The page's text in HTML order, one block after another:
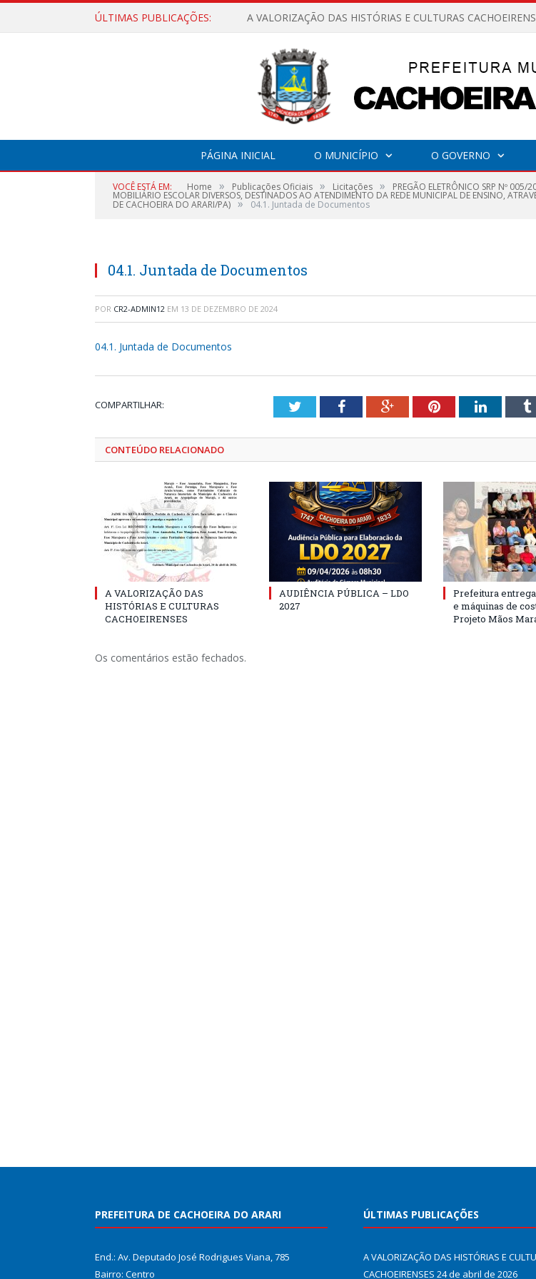
ÚLTIMAS PUBLICAÇÕES: A VALORIZAÇÃO DAS HISTÓRIAS E CULTURAS
PÁGINA INICIAL O MUNICÍPIO O GOVERNO
VOCÊ ESTÁ EM: Home » Publicações Oficiais » Licitações » PREGÃO ELETRÔNICO SRP Nº 005/
MOBILIÁRIO ESCOLAR DIVERSOS, DESTINADOS AO ATENDIMENTO DA REDE MUNICIPAL DE ENSINO,
DE CACHOEIRA DO ARARI/PA) » 04.1. Juntada de Documentos
04.1. Juntada de Documentos
POR CR2-ADMIN12 EM 13 DE DEZEMBRO DE 2024
04.1. Juntada de Documentos
COMPARTILHAR: TwitterFacebookGoogle+PinterestLinkedIn
CONTEÚDO RELACIONADO
A VALORIZAÇÃO DAS
HISTÓRIAS E CULTURAS
CACHOEIRENSES
AUDIÊNCIA PÚBLICA – LDO
2027
Prefeitura
e máquinas de
Projeto Mãos
Os comentários estão fechados.
PREFEITURA DE CACHOEIRA DO ARARI
End.: Av. Deputado José Rodrigues Viana, 785
Bairro: Centro
ÚLTIMAS PUBLICAÇÕES
A VALORIZAÇÃO DAS HISTÓRIAS E
CACHOEIRENSES 24 de abril de 2026